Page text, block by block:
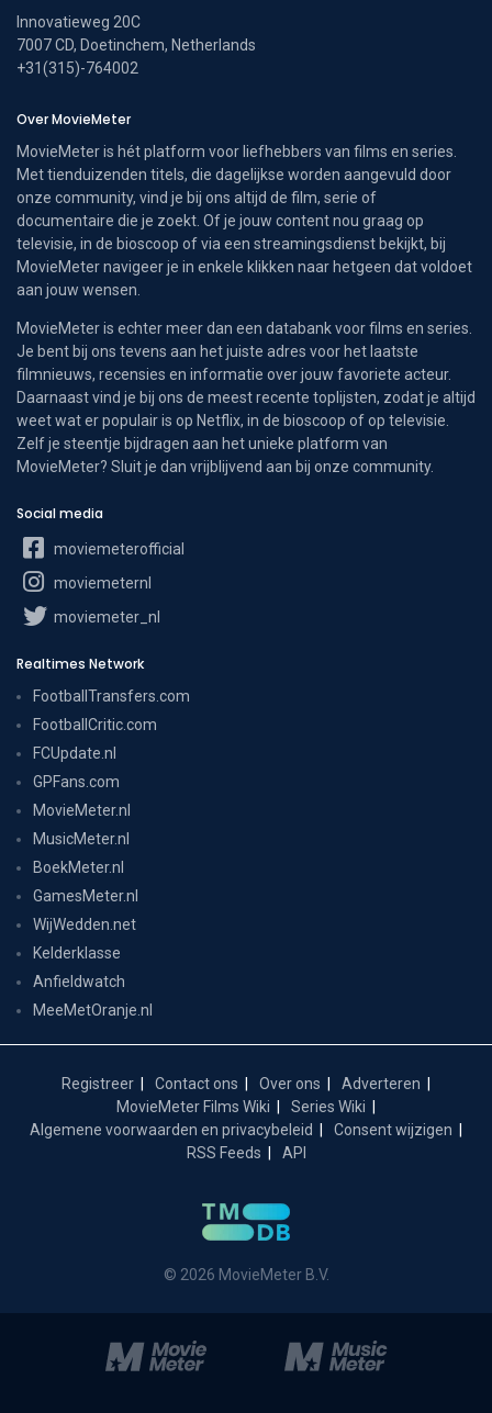
Innovatieweg 20C
7007 CD, Doetinchem, Netherlands
+31(315)-764002
Over MovieMeter
MovieMeter is hét platform voor liefhebbers van films en series.
Met tienduizenden titels, die dagelijkse worden aangevuld door
onze community, vind je bij ons altijd de film, serie of
documentaire die je zoekt. Of je jouw content nou graag op
televisie, in de bioscoop of via een streamingsdienst bekijkt, bij
MovieMeter navigeer je in enkele klikken naar hetgeen dat voldoet
aan jouw wensen.
MovieMeter is echter meer dan een databank voor films en series.
Je bent bij ons tevens aan het juiste adres voor het laatste
filmnieuws, recensies en informatie over jouw favoriete acteur.
Daarnaast vind je bij ons de meest recente toplijsten, zodat je altijd
weet wat er populair is op Netflix, in de bioscoop of op televisie.
Zelf je steentje bijdragen aan het unieke platform van
MovieMeter? Sluit je dan vrijblijvend aan bij onze community.
Social media
moviemeterofficial
moviemeternl
moviemeter_nl
Realtimes Network
FootballTransfers.com
FootballCritic.com
FCUpdate.nl
GPFans.com
MovieMeter.nl
MusicMeter.nl
BoekMeter.nl
GamesMeter.nl
WijWedden.net
Kelderklasse
Anfieldwatch
MeeMetOranje.nl
Registreer Contact ons Over ons
Adverteren
MovieMeter Films Wiki
Series Wiki
Algemene voorwaarden en privacybeleid
Consent wijzigen
RSS Feeds
API
© 2026 MovieMeter B.V.